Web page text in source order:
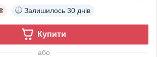
Залишилось 30 днів
Купити
або